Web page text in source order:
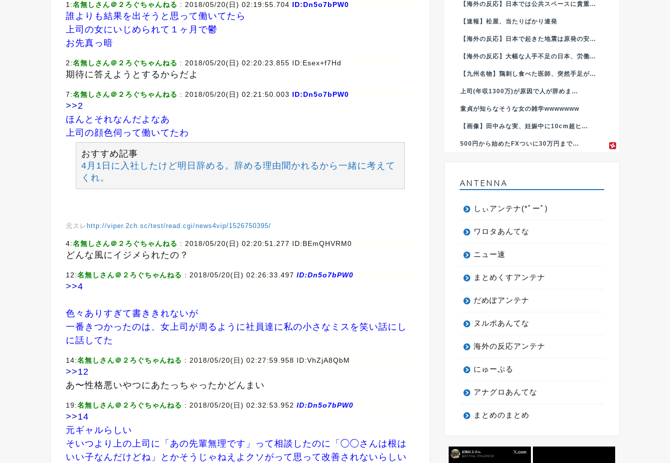
1:名無しさん＠２ろぐちゃんねる : 2018/05/20(日) 02:19:55.704 ID:Dn5o7bPW0
誰よりも結果を出そうと思って働いてたら
上司の女にいじめられて１ヶ月で鬱
お先真っ暗
2:名無しさん＠２ろぐちゃんねる : 2018/05/20(日) 02:20:23.855 ID:Esex+f7Hd
期待に答えようとするからだよ
7:名無しさん＠２ろぐちゃんねる : 2018/05/20(日) 02:21:50.003 ID:Dn5o7bPW0
>>2
ほんとそれなんだよなあ
上司の顔色伺って働いてたわ
おすすめ記事
4月1日に入社したけど明日辞める。辞める理由聞かれるから一緒に考えて
くれ。
元スレ http://viper.2ch.sc/test/read.cgi/news4vip/1526750395/
4:名無しさん＠２ろぐちゃんねる : 2018/05/20(日) 02:20:51.277 ID:BEmQHVRM0
どんな風にイジメられたの？
12:名無しさん＠２ろぐちゃんねる : 2018/05/20(日) 02:26:33.497 ID:Dn5o7bPW0
>>4
色々ありすぎて書ききれないが
一番きつかったのは、女上司が周るように社員達に私の小さなミスを笑い話にし
に話してた
14:名無しさん＠２ろぐちゃんねる : 2018/05/20(日) 02:27:59.958 ID:VhZjA8QbM
>>12
あ〜性格悪いやつにあたっちゃったかどんまい
19:名無しさん＠２ろぐちゃんねる : 2018/05/20(日) 02:32:53.952 ID:Dn5o7bPW0
>>14
元ギャルらしい
そいつより上の上司に「あの先輩無理です」って相談したのに「◯◯さんは根は
いい子なんだけどね」とかそうじゃねえよクソがって思って改善されないらしい
【海外の反応】日本では公共スペースに貴重...
【速報】松屋、当たりばかり連発
【海外の反応】日本で起きた地震は原発の安...
【海外の反応】大幅な人手不足の日本、労働...
【九州名物】鶏刺し食べた医師、突然手足が...
上司(年収1300万)が原因で人が辞めま...
童貞が知らなそうな女の雑学wwwwwww
【画像】田中みな実、妊娠中に10cm超ヒ...
500円から始めたFXついに30万円まで...
ANTENNA
しぃアンテナ(*ﾟーﾟ)
ワロタあんてな
ニュー速
まとめくすアンテナ
だめぽアンテナ
ヌルポあんてな
海外の反応アンテナ
にゅーぷる
アナグロあんてな
まとめのまとめ